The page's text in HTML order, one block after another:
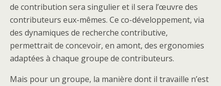
de contribution sera singulier et il sera l’œuvre des
contributeurs eux-mêmes. Ce co-développement, via
des dynamiques de recherche contributive,
permettrait de concevoir, en amont, des ergonomies
adaptées à chaque groupe de contributeurs.
Mais pour un groupe, la manière dont il travaille n’est